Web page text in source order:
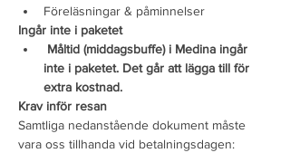
Föreläsningar & påminnelser
Ingår inte i paketet
Måltid (middagsbuffe) i Medina ingår
inte i paketet. Det går att lägga till för
extra kostnad.
Krav inför resan
Samtliga nedanstående dokument måste
vara oss tillhanda vid betalningsdagen: